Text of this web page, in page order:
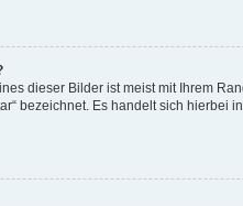
dieser Bilder ist meist mit Ihrem
bezeichnet. Es handelt sich